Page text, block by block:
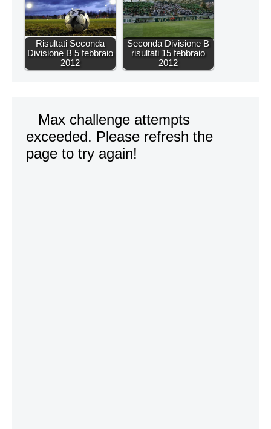
Risultati Seconda
Divisione B 5 febbraio
2012
Seconda Divisione B
risultati 15 febbraio
2012